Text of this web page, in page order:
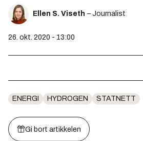
Ellen S. Viseth – Journalist
26. okt. 2020 - 13:00
ENERGI HYDROGEN STATNETT
Gi bort artikkelen